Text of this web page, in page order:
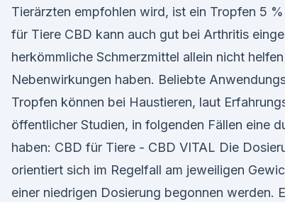
Tierärzten empfohlen wird, ist ein Tropfen 5
für Tiere CBD kann auch gut bei Arthritis
herkömmliche Schmerzmittel allein nicht
Nebenwirkungen haben. Beliebte
Tropfen können bei Haustieren, laut
öffentlicher Studien, in folgenden Fällen eine
haben: CBD für Tiere - CBD VITAL Die
orientiert sich im Regelfall am jeweiligen
einer niedrigen Dosierung begonnen werden.